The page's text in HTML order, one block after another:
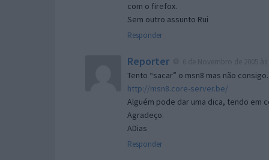
com o firefox.
Sem outro assunto Rui
Responder
Reporter
Tento “sacar” o msn8 mas não
http://msn8.core-server.be/
Alguém pode dar uma dica, tendo em
Agradeço.
ADias
Responder